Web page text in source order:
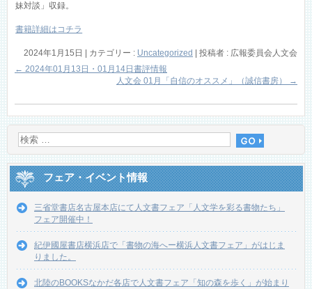
妹対談」収録。
書籍詳細はコチラ
2024年1月15日 カテゴリー : Uncategorized
投稿者 : 広報委員会人文会
← 2024年01月13日・01月14日書評情報
人文会 01月「自信のオススメ」（誠信書房）
→
フェア・イベント情報
三省堂書店名古屋本店にて人文書フェア「人文学を彩る書物たち」
フェア開催中！
紀伊國屋書店横浜店で「書物の海へー横浜人文書フェア」がはじま
りました。
北陸のBOOKSなかだ各店で人文書フェア「知の森を歩く」が始まり